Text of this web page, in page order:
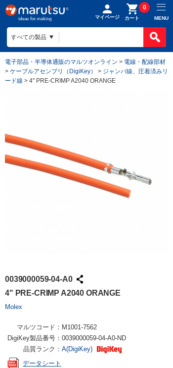
マイページ カート
0
MENU
電子部品・半導体通販のマルツオンライン > 電線・配線部材
> ケーブルアセンブリ（DigiKey） > ジャンパ線、圧着済みリ
ード線 > 4" PRE-CRIMP A2040 ORANGE
0039000059-04-A0
4" PRE-CRIMP A2040 ORANGE
Molex
マルツコード： M1001-7562
DigiKey製品番号： 0039000059-04-A0-ND
品質ランク： A(DigiKey)
データシート